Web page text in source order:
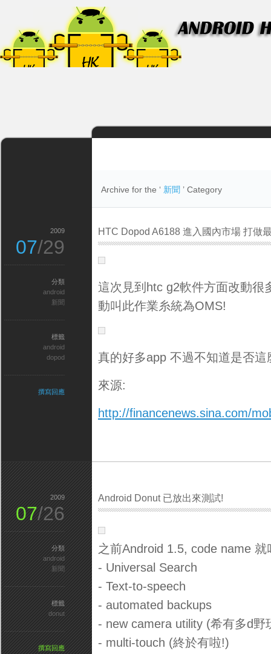
Archive for the ‘ 新聞 ’ Category
HTC Dopod A6188 進入國內市場 打做
這次見到htc g2軟件方面改動很
動叫此作業糸統為OMS!
真的好多app 不過不知道是否
來源:
http://financenews.sina.com/
2009
07/29
分類
android
新聞
標籤
android
dopod
撰寫回應
Android Donut 已放出來測試!
之前Android 1.5, code name
- Universal Search
- Text-to-speech
- automated backups
- new camera utility (希有多d野
- multi-touch (終於有啦!)
2009
07/26
分類
android
新聞
標籤
donut
撰寫回應